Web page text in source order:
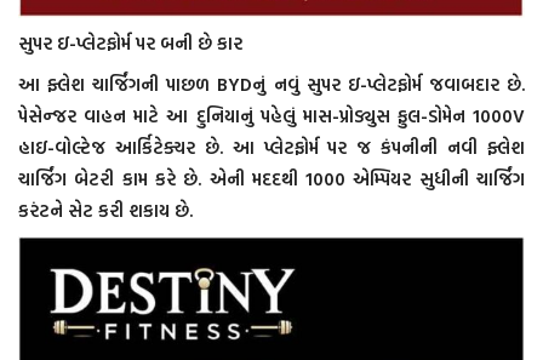
સુપર ઇ-પ્લેટફોર્મ પર બની છે કાર
આ ફ્લેશ ચાર્જિંગની પાછળ BYDનું નવું સુપર ઇ-પ્લેટફોર્મ જવાબદાર છે.
પેસેન્જર વાહન માટે આ દુનિયાનું પહેલું માસ-પ્રોડ્યુસ ફુલ-ડોમેન 1000V
હાઇ-વોલ્ટેજ આર્કિટેક્ચર છે. આ પ્લેટફોર્મ પર જ કંપનીની નવી ફ્લેશ
ચાર્જિંગ બેટરી કામ કરે છે. એની મદદથી 1000 એમ્પિયર સુધીની ચાર્જિંગ
કરંટને સેટ કરી શકાય છે.